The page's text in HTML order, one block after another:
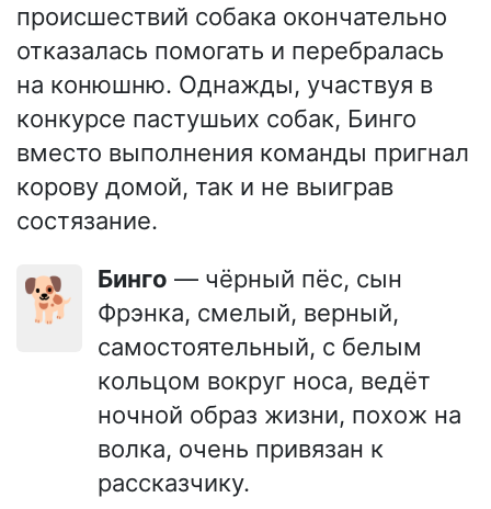
происшествий собака окончательно
отказалась помогать и перебралась
на конюшню. Однажды, участвуя в
конкурсе пастушьих собак, Бинго
вместо выполнения команды пригнал
корову домой, так и не выиграв
состязание.
🐕 Бинго — чёрный пёс, сын
Фрэнка, смелый, верный,
самостоятельный, с белым
кольцом вокруг носа, ведёт
ночной образ жизни, похож на
волка, очень привязан к
рассказчику.